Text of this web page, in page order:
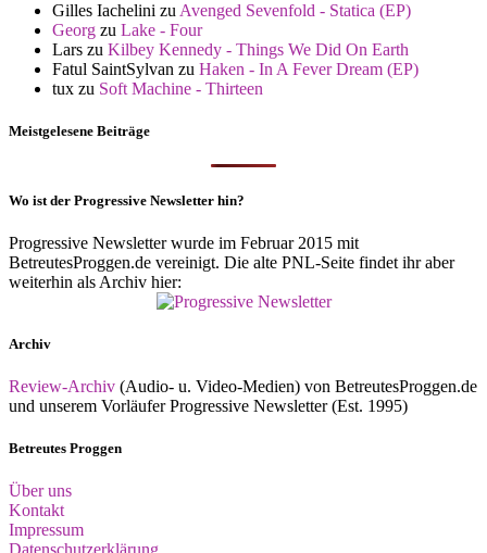
Gilles Iachelini zu Avenged Sevenfold - Statica (EP)
Georg zu Lake - Four
Lars zu Kilbey Kennedy - Things We Did On Earth
Fatul SaintSylvan zu Haken - In A Fever Dream (EP)
tux zu Soft Machine - Thirteen
Meistgelesene Beiträge
Wo ist der Progressive Newsletter hin?
Progressive Newsletter wurde im Februar 2015 mit
BetreutesProggen.de vereinigt. Die alte PNL-Seite findet ihr aber
weiterhin als Archiv hier:
Archiv
Review-Archiv (Audio- u. Video-Medien) von BetreutesProggen.de
und unserem Vorläufer Progressive Newsletter (Est. 1995)
Betreutes Proggen
Über uns
Kontakt
Impressum